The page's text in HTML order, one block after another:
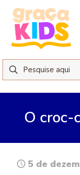
O croc-
5 de